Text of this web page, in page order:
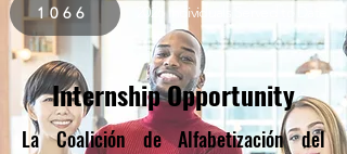
1066 2026 Individuals Served to Date.
Internship Opportunity
La Coalición de Alfabetización del